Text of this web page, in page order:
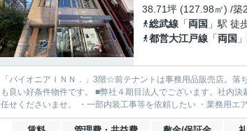
38.71坪 (127.98㎡) /築
総武線 「両国 」駅 徒
都営大江戸線 「両国
「パイオニアＩＮＮ．」3階☆前テナントは事務用品販売店。
も良い好条件物件です。 ■弊社４期目法人でございます。社内
任せくださいませ。 ・一部内装工事等を依頼したい ・業務用エ